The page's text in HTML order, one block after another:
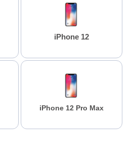
iPhone 12
iPhone 12 Pro Max